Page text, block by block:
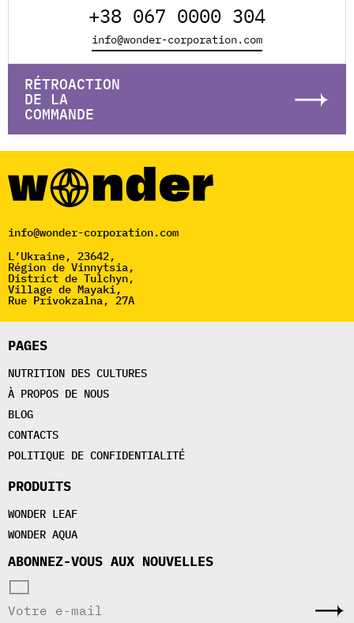
+38 067 0000 304
info@wonder-corporation.com
RÉTROACTION
DE LA
COMMANDE
info@wonder-corporation.com
L’Ukraine, 23642,
Région de Vinnytsia,
District de Tulchyn,
Village de Mayaki,
Rue Privokzalna, 27A
PAGES
NUTRITION DES CULTURES
À PROPOS DE NOUS
BLOG
CONTACTS
POLITIQUE DE CONFIDENTIALITÉ
PRODUITS
WONDER LEAF
WONDER AQUA
ABONNEZ-VOUS AUX NOUVELLES